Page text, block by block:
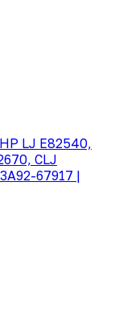
LJ E82540,
CLJ
67917 |